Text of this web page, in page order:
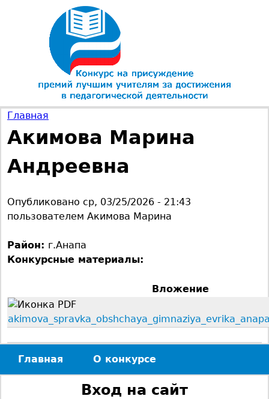
Jump to navigation
В
ы
з
д
е
ь
Главная
Акимова Марина
Андреевна
Опубликовано ср, 03/25/2026 - 21:43
пользователем Акимова Марина
Район: г.Анапа
Конкурсные материалы:
Вложение
Г
Главная О конкурсе
Вход на сайт